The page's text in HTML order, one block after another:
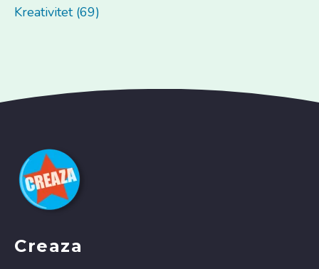
Kreativitet (69)
Creaza